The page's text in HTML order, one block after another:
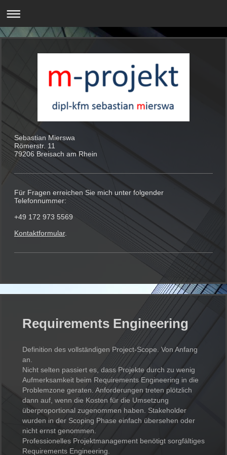
Sebastian Mierswa
Römerstr. 11
79206 Breisach am Rhein
Für Fragen erreichen Sie mich unter folgender
Telefonnummer:
+49 172 973 5569
Kontaktformular.
Requirements Engineering
Definition des vollständigen Project-Scope. Von Anfang
an.
Nicht selten passiert es, dass Projekte durch zu wenig
Aufmerksamkeit beim Requirements Engineering in die
Problemzone geraten. Anforderungen treten plötzlich
dann auf, wenn die Kosten für die Umsetzung
überproportional zugenommen haben. Stakeholder
wurden in der Scoping Phase einfach übersehen oder
nicht ernst genommen.
Professionelles Projektmanagement benötigt sorgfältiges
Requirements Engineering.